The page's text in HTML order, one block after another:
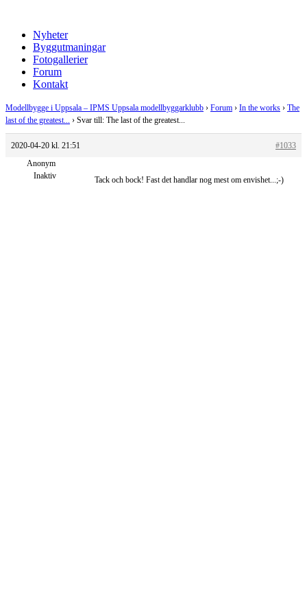
Nyheter
Byggutmaningar
Fotogallerier
Forum
Kontakt
Modellbygge i Uppsala – IPMS Uppsala modellbyggarklubb › Forum › In the works › The
last of the greatest... › Svar till: The last of the greatest...
2020-04-20 kl. 21:51
#1033
Anonym
Inaktiv
Tack och bock! Fast det handlar nog mest om envishet...;-)